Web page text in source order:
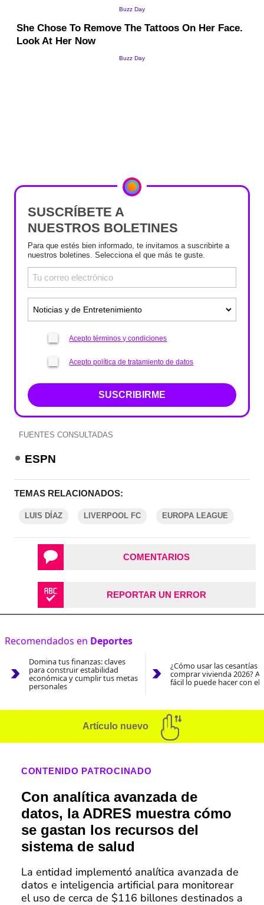
SUSCRÍBETE A
NUESTROS BOLETINES
Para que estés bien informado, te invitamos a suscribirte a
nuestros boletines. Selecciona el que más te guste.
Acepto términos y condiciones
Acepto política de tratamiento de datos
SUSCRIBIRME
FUENTES CONSULTADAS
ESPN
TEMAS RELACIONADOS:
LUIS DÍAZ LIVERPOOL FC EUROPA LEAGUE
COMENTARIOS
REPORTAR UN ERROR
Recomendados en Deportes
Domina tus finanzas: claves
para construir estabilidad
económica y cumplir tus metas
personales
¿Cómo usar las cesantías
comprar vivienda 2026?
fácil lo puede hacer con el
Artículo nuevo
CONTENIDO PATROCINADO
Con analítica avanzada de
datos, la ADRES muestra cómo
se gastan los recursos del
sistema de salud
La entidad implementó analítica avanzada de
datos e inteligencia artificial para monitorear
el uso de cerca de $116 billones destinados a